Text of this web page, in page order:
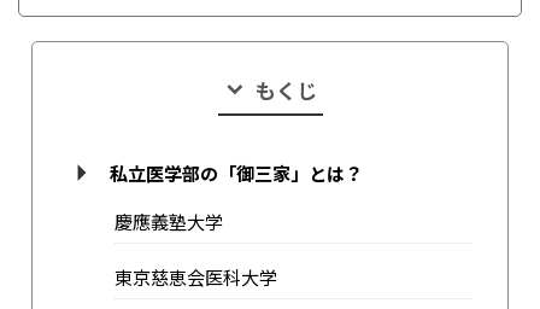
もくじ
私立医学部の「御三家」とは？
慶應義塾大学
東京慈恵会医科大学